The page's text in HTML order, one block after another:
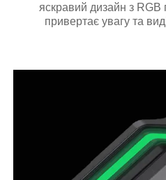
яскравий дизайн з RGB
привертає увагу та